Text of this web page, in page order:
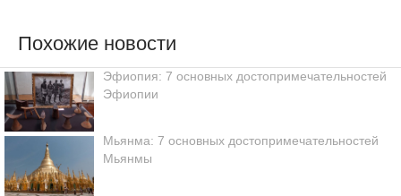
Похожие новости
Эфиопия: 7 основных достопримечательностей
Эфиопии
Мьянма: 7 основных достопримечательностей
Мьянмы